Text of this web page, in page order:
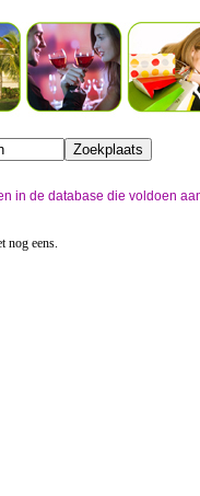
in de database die voldoen
nog eens.